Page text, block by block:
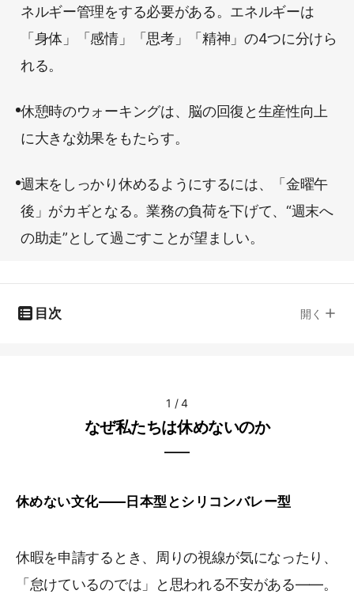
ネルギー管理をする必要がある。エネルギーは
「身体」「感情」「思考」「精神」の4つに分けら
れる。
休憩時のウォーキングは、脳の回復と生産性向上
に大きな効果をもたらす。
週末をしっかり休めるようにするには、「金曜午
後」がカギとなる。業務の負荷を下げて、“週末へ
の助走”として過ごすことが望ましい。
目次 開く
1 /4
なぜ私たちは休めないのか
休めない文化――日本型とシリコンバレー型
休暇を申請するとき、周りの視線が気になったり、
「怠けているのでは」と思われる不安がある――。